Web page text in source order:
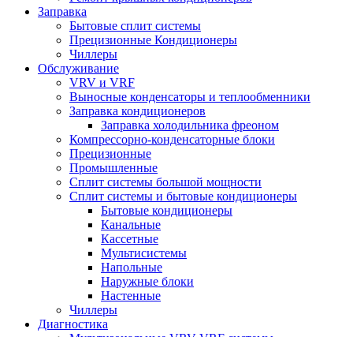
Заправка
Бытовые сплит системы
Прецизионные Кондиционеры
Чиллеры
Обслуживание
VRV и VRF
Выносные конденсаторы и теплообменники
Заправка кондиционеров
Заправка холодильника фреоном
Компрессорно-конденсаторные блоки
Прецизионные
Промышленные
Сплит системы большой мощности
Сплит системы и бытовые кондиционеры
Бытовые кондиционеры
Канальные
Кассетные
Мультисистемы
Напольные
Наружные блоки
Настенные
Чиллеры
Диагностика